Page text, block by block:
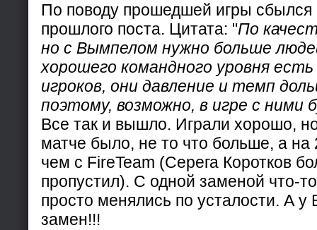
По поводу прошедшей игры сбылся
прошлого поста. Цитата: "По
но с Вымпелом нужно больше
хорошего командного уровня
игроков, они давление и темп
поэтому, возможно, в игре с ними
Все так и вышло. Играли хорошо,
матче было, не то что больше, а
чем с FireTeam (Серега Коротков
пропустил). С одной заменой что-
просто менялись по усталости. А
замен!!!